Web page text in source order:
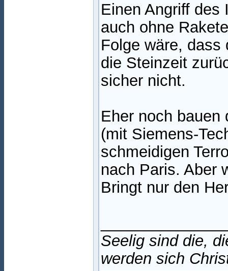
Einen Angriff des
auch ohne
Folge wäre, dass
die Steinzeit
sicher nicht.
Eher noch bauen
(mit Siemens-
schmeidigen
nach Paris. Aber
Bringt nur den
Seelig sind die,
werden sich